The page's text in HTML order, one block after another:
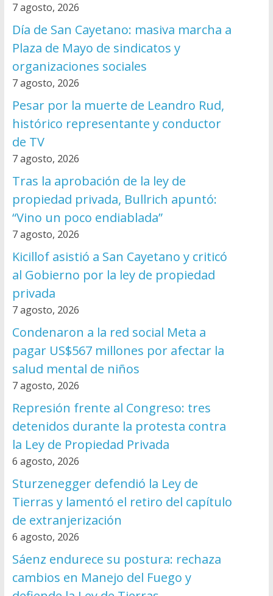
7 agosto, 2026
Día de San Cayetano: masiva marcha a
Plaza de Mayo de sindicatos y
organizaciones sociales
7 agosto, 2026
Pesar por la muerte de Leandro Rud,
histórico representante y conductor
de TV
7 agosto, 2026
Tras la aprobación de la ley de
propiedad privada, Bullrich apuntó:
“Vino un poco endiablada”
7 agosto, 2026
Kicillof asistió a San Cayetano y criticó
al Gobierno por la ley de propiedad
privada
7 agosto, 2026
Condenaron a la red social Meta a
pagar US$567 millones por afectar la
salud mental de niños
7 agosto, 2026
Represión frente al Congreso: tres
detenidos durante la protesta contra
la Ley de Propiedad Privada
6 agosto, 2026
Sturzenegger defendió la Ley de
Tierras y lamentó el retiro del capítulo
de extranjerización
6 agosto, 2026
Sáenz endurece su postura: rechaza
cambios en Manejo del Fuego y